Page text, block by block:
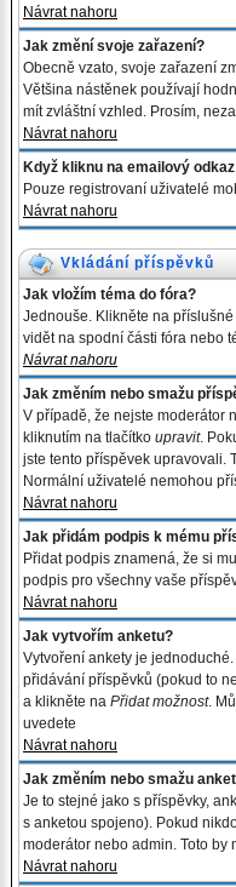
Návrat nahoru
Jak změní svoje zařazení?
Obecně vzato, svoje zařazení
Většina nástěnek používají
mít zvláštní vzhled. Prosím,
Návrat nahoru
Když kliknu na emailový
Pouze registrovaní uživatelé
Návrat nahoru
Vkládání příspěvků
Jak vložím téma do fóra?
Jednouše. Klikněte na
vidět na spodní části fóra nebo
Návrat nahoru
Jak změním nebo smažu
V případě, že nejste moderátor
kliknutím na tlačítko upravit.
jste tento příspěvek upravovali.
Normální uživatelé nemohou
Návrat nahoru
Jak přidám podpis k mému
Přidat podpis znamená, že si
podpis pro všechny vaše
Návrat nahoru
Jak vytvořím anketu?
Vytvoření ankety je
přidávání příspěvků (pokud to
a klikněte na Přidat možnost.
uvedete
Návrat nahoru
Jak změním nebo smažu
Je to stejné jako s příspěvky,
s anketou spojeno). Pokud
moderátor nebo admin. Toto by
Návrat nahoru